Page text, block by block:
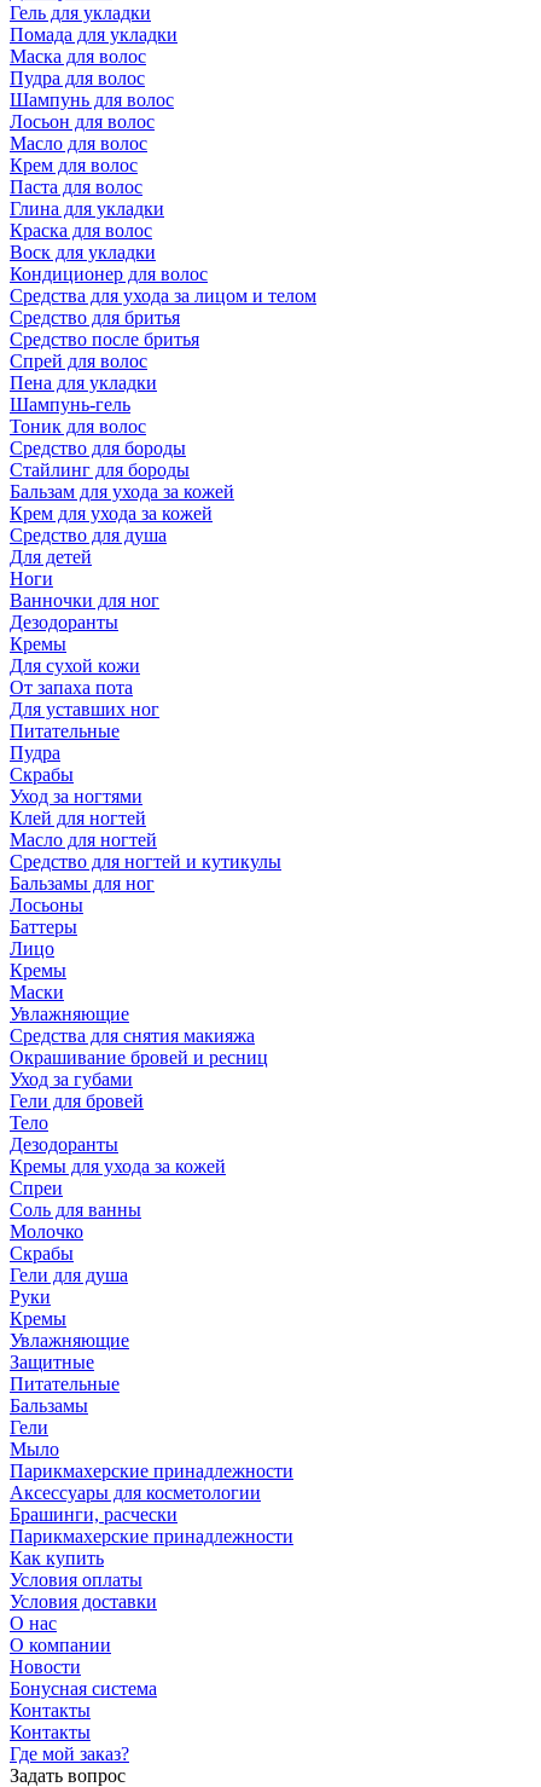
Гель для укладки
Помада для укладки
Маска для волос
Пудра для волос
Шампунь для волос
Лосьон для волос
Масло для волос
Крем для волос
Паста для волос
Глина для укладки
Краска для волос
Воск для укладки
Кондиционер для волос
Средства для ухода за лицом и телом
Средство для бритья
Средство после бритья
Спрей для волос
Пена для укладки
Шампунь-гель
Тоник для волос
Средство для бороды
Стайлинг для бороды
Бальзам для ухода за кожей
Крем для ухода за кожей
Средство для душа
Для детей
Ноги
Ванночки для ног
Дезодоранты
Кремы
Для сухой кожи
От запаха пота
Для уставших ног
Питательные
Пудра
Скрабы
Уход за ногтями
Клей для ногтей
Масло для ногтей
Средство для ногтей и кутикулы
Бальзамы для ног
Лосьоны
Баттеры
Лицо
Кремы
Маски
Увлажняющие
Средства для снятия макияжа
Окрашивание бровей и ресниц
Уход за губами
Гели для бровей
Тело
Дезодоранты
Кремы для ухода за кожей
Спреи
Соль для ванны
Молочко
Скрабы
Гели для душа
Руки
Кремы
Увлажняющие
Защитные
Питательные
Бальзамы
Гели
Мыло
Парикмахерские принадлежности
Аксессуары для косметологии
Брашинги, расчески
Парикмахерские принадлежности
Как купить
Условия оплаты
Условия доставки
О нас
О компании
Новости
Бонусная система
Контакты
Контакты
Где мой заказ?
Задать вопрос